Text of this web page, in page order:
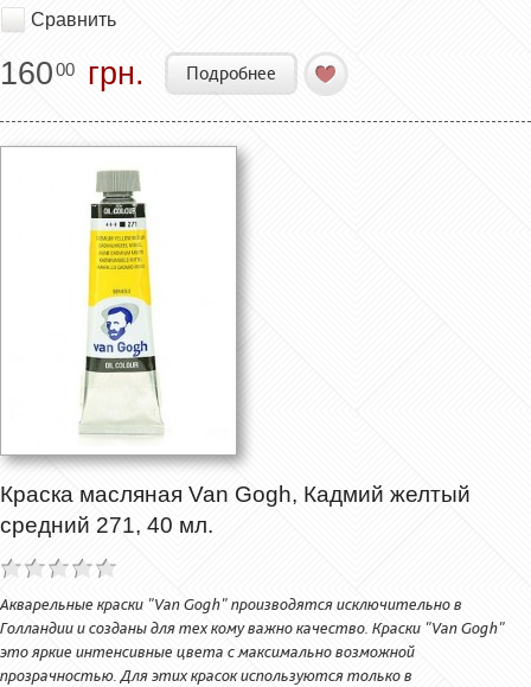
Сравнить
16000 грн. Подробнее
Краска масляная Van Gogh, Кадмий желтый
средний 271, 40 мл.
Акварельные краски "Van Gogh" производятся исключительно в
Голландии и созданы для тех кому важно качество. Краски "Van Gogh"
это яркие интенсивные цвета с максимально возможной
прозрачностью. Для этих красок используются только в